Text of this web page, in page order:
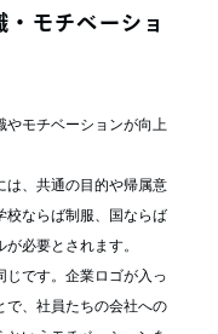
モチベーショ
やモチベーションが向上
は、共通の目的や帰属意
校ならば制服、国ならば
必要とされます。
じです。企業ロゴが入っ
で、社員たちの会社への